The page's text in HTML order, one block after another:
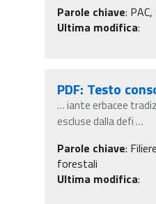
Parole chiave:
Ultima modifica:
PDF: Testo
…iante erbacee
escluse dalla defi…
Parole chiave:
forestali
Ultima modifica: